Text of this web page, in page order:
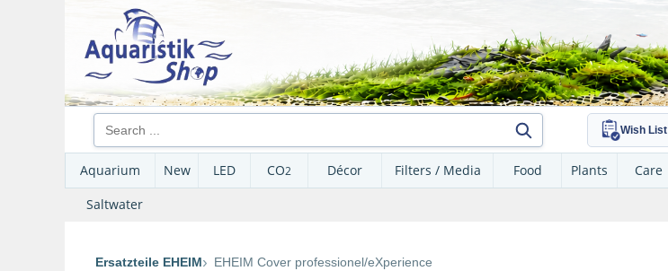
Wish List
Aquarium New LED CO2 Décor Filters / Media Food Plants Care
Saltwater
Ersatzteile EHEIM EHEIM Cover professionel/eXperience